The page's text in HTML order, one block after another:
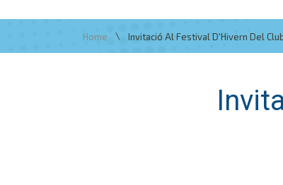
Home \ Invitació Al Festival D'Hivern Del